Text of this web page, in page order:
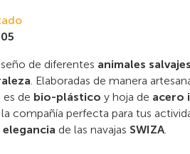
de diferentes animales
. Elaboradas de manera
es de bio-plástico y hoja de acero
compañía perfecta para tus
elegancia de las navajas SWIZA.